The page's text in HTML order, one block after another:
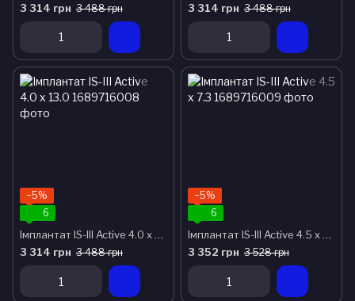
3 314 грн 3 488 грн
3 314 грн 3 488 грн
−5%
6
Імплантат IS-III Active 4.0 x 13.0
3 314 грн 3 488 грн
−5%
6
Імплантат IS-III Active 4.5 x 7.3
3 352 грн 3 528 грн